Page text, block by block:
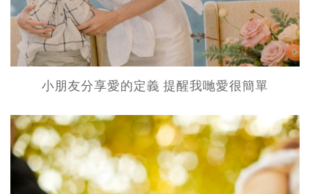
小朋友分享愛的定義 提醒我哋愛很簡單